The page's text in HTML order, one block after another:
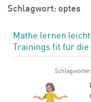
Schlagwort: optes
Mathe lernen
Trainings fit für